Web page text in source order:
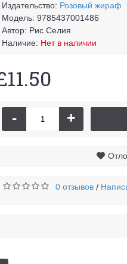
Издательство: Розовый жираф
Модель: 9785437001486
Автор: Рис Селия
Наличие: Нет в наличии
- +
0 отзывов /